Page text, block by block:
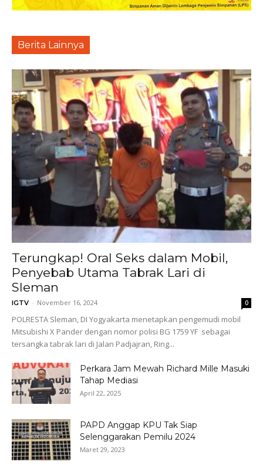
Berita Lainnya
Terungkap! Oral Seks dalam Mobil,
Penyebab Utama Tabrak Lari di
Sleman
IGTV - November 16, 2024 0
POLRESTA Sleman, DI Yogyakarta menetapkan pengemudi mobil
Mitsubishi X Pander dengan nomor polisi BG 1759 YF sebagai
tersangka tabrak lari di Jalan Padjajran, Ring...
Perkara Jam Mewah Richard Mille Masuki
Tahap Mediasi
April 22, 2025
PAPD Anggap KPU Tak Siap
Selenggarakan Pemilu 2024
Maret 29, 2023